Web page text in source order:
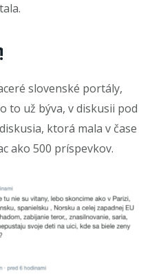
slovenské portály,
to už býva, v diskusii pod
ktorá mala v čase
ako 500 príspevkov.